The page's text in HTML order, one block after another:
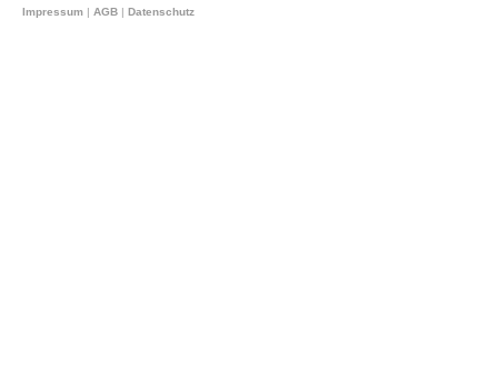
Impressum | AGB | Datenschutz